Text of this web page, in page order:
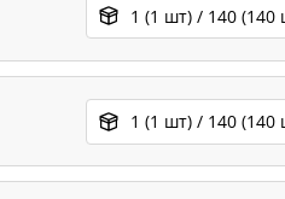
1 (1 шт) / 140 (140
1 (1 шт) / 140 (140